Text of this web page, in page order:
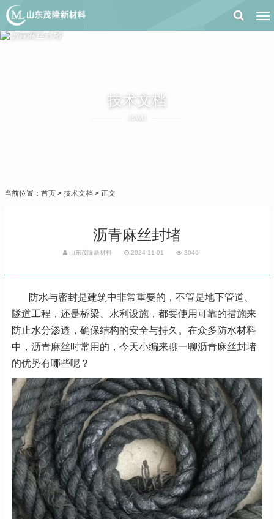
技术文档
JSWD
当前位置： 首页 > 技术文档 > 正文
沥青麻丝封堵
山东茂隆新材料 2024-11-01 3046
防水与密封是建筑中非常重要的，不管是地下管道、
隧道工程，还是桥梁、水利设施，都要使用可靠的措施来
防止水分渗透，确保结构的安全与持久。在众多防水材料
中， 沥青麻丝时常用的，今天小编来聊一聊沥青麻丝封堵
的优势有哪些呢？